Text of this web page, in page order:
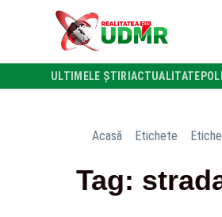
ULTIMELE ȘTIRI ACTUALITATE
Acasă Etichete
Tag: